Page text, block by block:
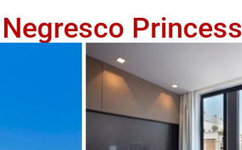
Princess